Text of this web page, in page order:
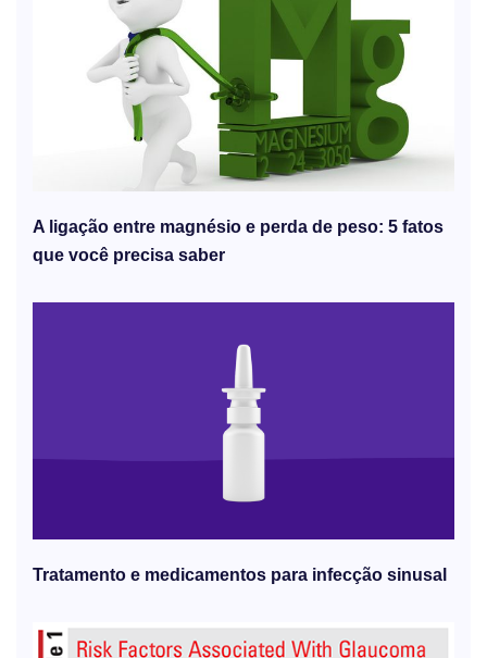
A ligação entre magnésio e perda de peso: 5 fatos
que você precisa saber
Tratamento e medicamentos para infecção sinusal